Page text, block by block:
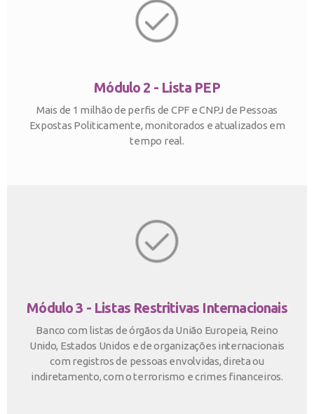
Módulo 2 - Lista PEP
Mais de 1 milhão de perfis de CPF e CNPJ de Pessoas
Expostas Politicamente, monitorados e atualizados em
tempo real.
Módulo 3 - Listas Restritivas Internacionais
Banco com listas de órgãos da União Europeia, Reino
Unido, Estados Unidos e de organizações internacionais
com registros de pessoas envolvidas, direta ou
indiretamento, com o terrorismo e crimes financeiros.